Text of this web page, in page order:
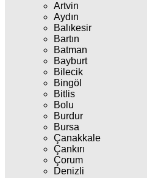
Artvin
Aydın
Balıkesir
Bartın
Batman
Bayburt
Bilecik
Bingöl
Bitlis
Bolu
Burdur
Bursa
Çanakkale
Çankırı
Çorum
Denizli